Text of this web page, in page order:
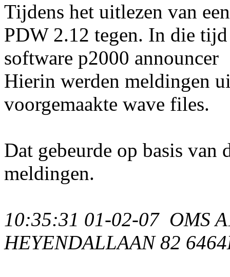
Tijdens het uitlezen van
PDW 2.12 tegen. In die
software p2000 announcer
Hierin werden meldingen
voorgemaakte wave files.
Dat gebeurde op basis van
meldingen.
10:35:31 01-02-07 OMS
HEYENDALLAAN 82